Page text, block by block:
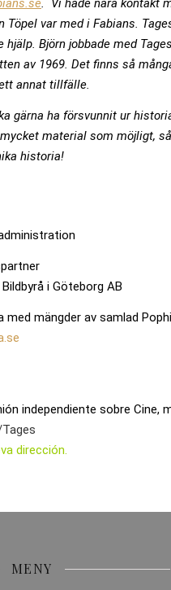
. Vi hade nära kontakt
Töpel var med i Fabians.
hjälp. Björn jobbade med
av 1969. Det finns så
annat tillfälle.
gärna ha försvunnit ur
material som möjligt,
historia!
i Göteborg AB
med mängder av samlad
independiente sobre Cine,
dirección.
MENY